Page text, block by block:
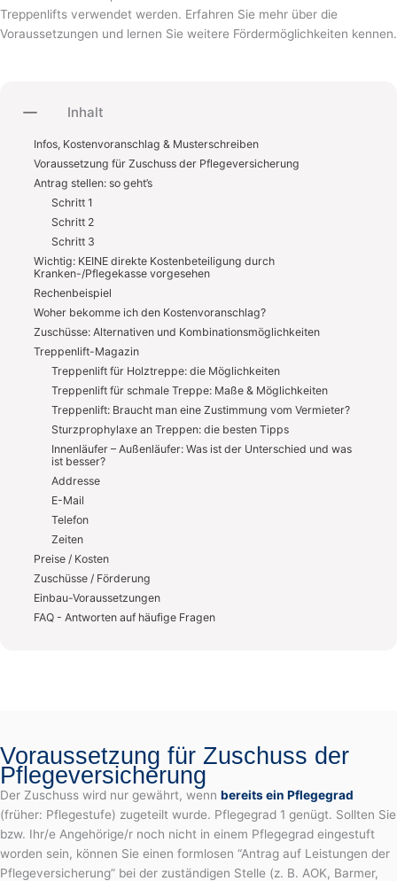
Treppenlifts verwendet werden. Erfahren Sie mehr über die
Voraussetzungen und lernen Sie weitere Fördermöglichkeiten kennen.
Inhalt
Infos, Kostenvoranschlag & Musterschreiben
Voraussetzung für Zuschuss der Pflegeversicherung
Antrag stellen: so geht’s
Schritt 1
Schritt 2
Schritt 3
Wichtig: KEINE direkte Kostenbeteiligung durch
Kranken-/Pflegekasse vorgesehen
Rechenbeispiel
Woher bekomme ich den Kostenvoranschlag?
Zuschüsse: Alternativen und Kombinationsmöglichkeiten
Treppenlift-Magazin
Treppenlift für Holztreppe: die Möglichkeiten
Treppenlift für schmale Treppe: Maße & Möglichkeiten
Treppenlift: Braucht man eine Zustimmung vom Vermieter?
Sturzprophylaxe an Treppen: die besten Tipps
Innenläufer – Außenläufer: Was ist der Unterschied und was
ist besser?
Addresse
E-Mail
Telefon
Zeiten
Preise / Kosten
Zuschüsse / Förderung
Einbau-Voraussetzungen
FAQ - Antworten auf häufige Fragen
Voraussetzung für Zuschuss der
Pflegeversicherung
Der Zuschuss wird nur gewährt, wenn bereits ein Pflegegrad
(früher: Pflegestufe) zugeteilt wurde. Pflegegrad 1 genügt. Sollten Sie
bzw. Ihr/e Angehörige/r noch nicht in einem Pflegegrad eingestuft
worden sein, können Sie einen formlosen “Antrag auf Leistungen der
Pflegeversicherung” bei der zuständigen Stelle (z. B. AOK, Barmer,